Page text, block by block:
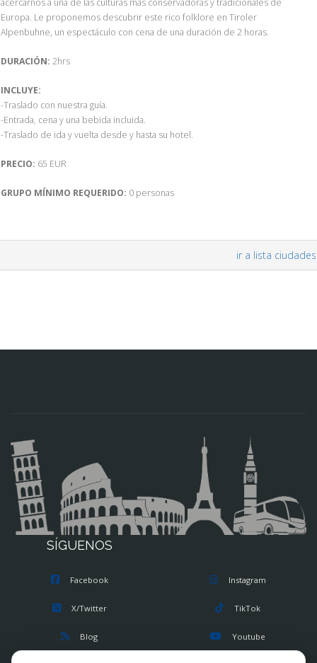
acercarnos a una de las culturas más conservadoras y tradicionales de
Europa. Le proponemos descubrir este rico folklore en Tiroler
Alpenbuhne, un espectáculo con cena de una duración de 2 horas.
DURACIÓN: 2hrs
INCLUYE:
-Traslado con nuestra guía.
-Entrada, cena y una bebida incluida.
-Traslado de ida y vuelta desde y hasta su hotel.
PRECIO: 65 EUR
GRUPO MÍNIMO REQUERIDO: 0 personas
ir a lista ciudades
SÍGUENOS
Facebook
X/Twitter
Blog
Instagram
TikTok
Youtube